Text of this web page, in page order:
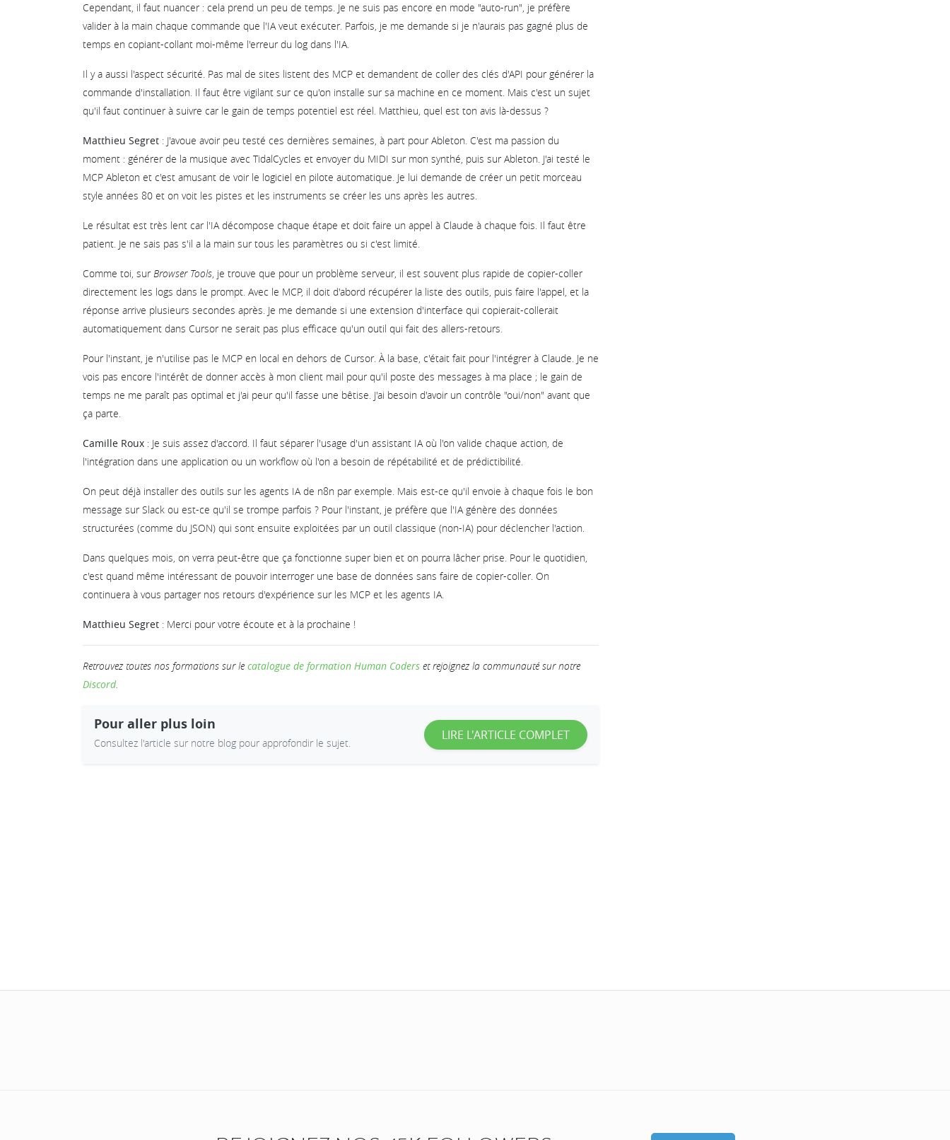
Cependant, il faut nuancer : cela prend un peu de temps. Je ne suis pas encore en mode "auto-run", je préfère
valider à la main chaque commande que l'IA veut exécuter. Parfois, je me demande si je n'aurais pas gagné plus de
temps en copiant-collant moi-même l'erreur du log dans l'IA.
Il y a aussi l'aspect sécurité. Pas mal de sites listent des MCP et demandent de coller des clés d'API pour générer la
commande d'installation. Il faut être vigilant sur ce qu'on installe sur sa machine en ce moment. Mais c'est un sujet
qu'il faut continuer à suivre car le gain de temps potentiel est réel. Matthieu, quel est ton avis là-dessus ?
Matthieu Segret : J'avoue avoir peu testé ces dernières semaines, à part pour Ableton. C'est ma passion du
moment : générer de la musique avec TidalCycles et envoyer du MIDI sur mon synthé, puis sur Ableton. J'ai testé le
MCP Ableton et c'est amusant de voir le logiciel en pilote automatique. Je lui demande de créer un petit morceau
style années 80 et on voit les pistes et les instruments se créer les uns après les autres.
Le résultat est très lent car l'IA décompose chaque étape et doit faire un appel à Claude à chaque fois. Il faut être
patient. Je ne sais pas s'il a la main sur tous les paramètres ou si c'est limité.
Comme toi, surBrowser Tools, je trouve que pour un problème serveur, il est souvent plus rapide de copier-coller
directement les logs dans le prompt. Avec le MCP, il doit d'abord récupérer la liste des outils, puis faire l'appel, et la
réponse arrive plusieurs secondes après. Je me demande si une extension d'interface qui copierait-collerait
automatiquement dans Cursor ne serait pas plus efficace qu'un outil qui fait des allers-retours.
Pour l'instant, je n'utilise pas le MCP en local en dehors de Cursor. À la base, c'était fait pour l'intégrer à Claude. Je ne
vois pas encore l'intérêt de donner accès à mon client mail pour qu'il poste des messages à ma place ; le gain de
temps ne me paraît pas optimal et j'ai peur qu'il fasse une bêtise. J'ai besoin d'avoir un contrôle "oui/non" avant que
ça parte.
Camille Roux : Je suis assez d'accord. Il faut séparer l'usage d'un assistant IA où l'on valide chaque action, de
l'intégration dans une application ou un workflow où l'on a besoin de répétabilité et de prédictibilité.
On peut déjà installer des outils sur les agents IA de n8n par exemple. Mais est-ce qu'il envoie à chaque fois le bon
message sur Slack ou est-ce qu'il se trompe parfois ? Pour l'instant, je préfère que l'IA génère des données
structurées (comme du JSON) qui sont ensuite exploitées par un outil classique (non-IA) pour déclencher l'action.
Dans quelques mois, on verra peut-être que ça fonctionne super bien et on pourra lâcher prise. Pour le quotidien,
c'est quand même intéressant de pouvoir interroger une base de données sans faire de copier-coller. On
continuera à vous partager nos retours d'expérience sur les MCP et les agents IA.
Matthieu Segret : Merci pour votre écoute et à la prochaine !
Retrouvez toutes nos formations sur le catalogue de formation Human Coders et rejoignez la communauté sur notre
Discord.
Pour aller plus loin
Consultez l'article sur notre blog pour approfondir le sujet.
LIRE L'ARTICLE COMPLET